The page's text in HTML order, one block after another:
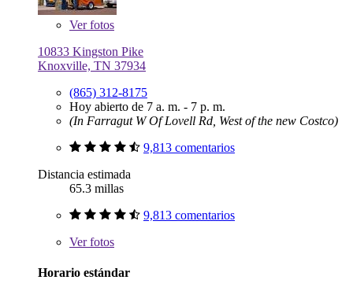
Verfotos
10833 Kingston Pike
Knoxville, TN 37934
(865) 312-8175
Hoy abierto de 7 a. m. - 7 p. m.
(In Farragut W Of Lovell Rd, West of the new Costco)
9,813 comentarios
Distancia estimada
65.3 millas
9,813 comentarios
Verfotos
Horario estándar